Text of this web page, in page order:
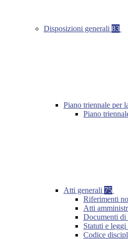
Disposizioni generali 83
Piano triennale per
Piano
Atti generali 75
Riferimenti
Atti
Documenti di
Statuti e
Codice